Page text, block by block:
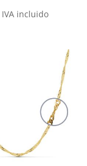
IVA incluido